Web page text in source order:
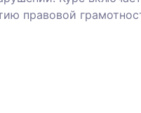
правовой